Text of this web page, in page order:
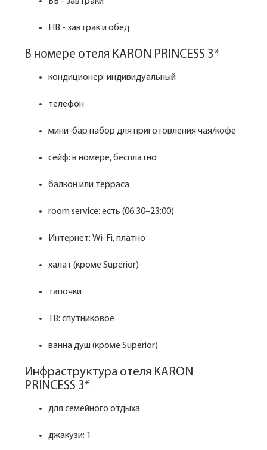
HB - завтрак и обед
В номере отеля KARON PRINCESS 3*
кондиционер: индивидуальный
телефон
мини-бар набор для приготовления чая/кофе
сейф: в номере, бесплатно
балкон или терраса
room service: есть (06:30–23:00)
Интернет: Wi-Fi, платно
халат (кроме Superior)
тапочки
ТВ: спутниковое
ванна душ (кроме Superior)
Инфраструктура отеля KARON
PRINCESS 3*
для семейного отдыха
джакузи: 1